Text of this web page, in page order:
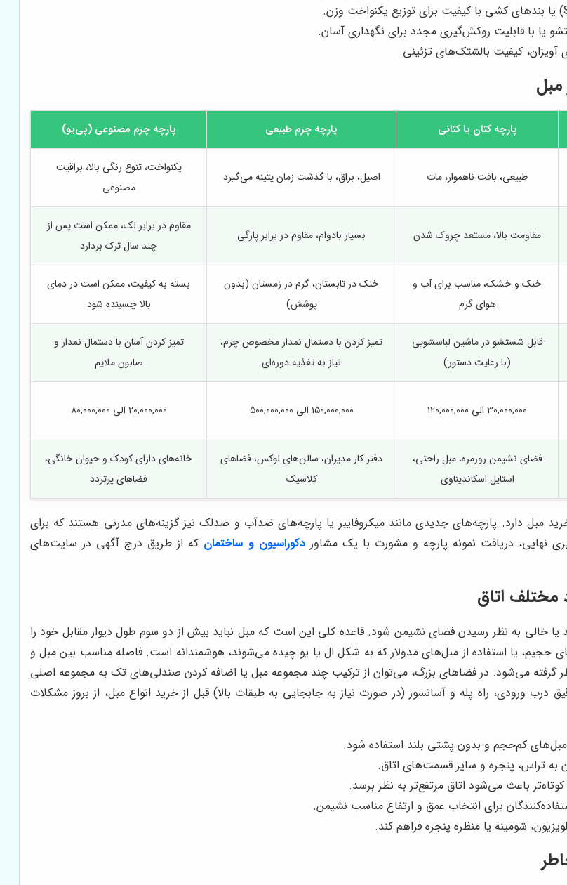
با قابلیت روکش‌گیری مجدد برای نگهداری آسان.
کیفیت بالشتک‌های تزئینی.
مبل
پارچه کتان یا کتانی پارچه چرم طبیعی پارچه چرم مصنوعی (پی‌یو)
طبیعی، بافت ناهموار، مات اصیل، براق، با گذشت زمان پتینه می‌گیرد
یکنواخت، تنوع رنگی بالا، براقیت
مصنوعی
مقاومت بالا، مستعد چروک شدن بسیار بادوام، مقاوم در برابر پارگی
مقاوم در برابر لک، ممکن است پس از
چند سال ترک بردارد
خنک و خشک، مناسب برای آب و
هوای گرم
خنک در تابستان، گرم در زمستان (بدون
پوشش)
بسته به کیفیت، ممکن است در دمای
بالا چسبنده شود
قابل شستشو در ماشین لباسشویی
(با رعایت دستور)
تمیز کردن با دستمال نمدار مخصوص چرم،
نیاز به تغذیه دوره‌ای
تمیز کردن آسان با دستمال نمدار و
صابون ملایم
۳۰,۰۰۰,۰۰۰ الی ۱۲۰,۰۰۰,۰۰۰ ۱۵۰,۰۰۰,۰۰۰ الی ۵۰۰,۰۰۰,۰۰۰ ۲۰,۰۰۰,۰۰۰ الی ۸۰,۰۰۰,۰۰۰
فضای نشیمن روزمره، مبل راحتی،
استایل اسکاندیناوی
دفتر کار مدیران، سالن‌های لوکس، فضاهای
کلاسیک
خانه‌های دارای کودک و حیوان خانگی،
فضاهای پرتردد
مبل دارد. پارچه‌های جدیدی مانند میکروفایبر یا پارچه‌های ضدآب و ضدلک نیز گزینه‌های مدرنی هستند که برای
نهایی، دریافت نمونه پارچه و مشورت با یک مشاوردکوراسیون و ساختمان که از طریق درج آگهی در سایت‌های
مختلف اتاق
خالی به نظر رسیدن فضای نشیمن شود. قاعده کلی این است که مبل نباید بیش از دو سوم طول دیوار مقابل خود را
حجیم، یا استفاده از مبل‌های مدولار که به شکل ال یا یو چیده می‌شوند، هوشمندانه است. فاصله مناسب بین مبل و
و برای عبور و مرور راحت حداقل ۶۰ سانتیمتر در نظر گرفته می‌شود. در فضاهای بزرگ، می‌توان از ترکیب چند مجموعه مبل یا اضافه کردن صندلی‌های تک به مجموعه اصلی
درب ورودی، راه پله و آسانسور (در صورت نیاز به جابجایی به طبقات بالا) قبل از خرید انواع مبل، از بروز مشکلات
تراس، پنجره و سایر قسمت‌های اتاق.
باعث می‌شود اتاق مرتفع‌تر به نظر برسد.
برای انتخاب عمق و ارتفاع مناسب نشیمن.
شومینه یا منظره پنجره فراهم کند.